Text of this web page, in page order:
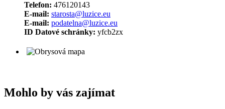
Telefon: 476120143
E-mail: starosta@luzice.eu
E-mail: podatelna@luzice.eu
ID Datové schránky: yfcb2zx
Mohlo by vás zajímat